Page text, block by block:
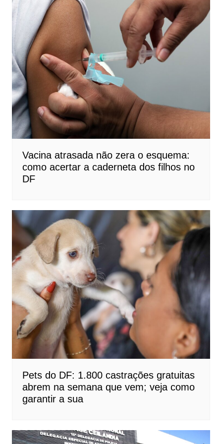
Vacina atrasada não zera o esquema:
como acertar a caderneta dos filhos no
DF
Pets do DF: 1.800 castrações gratuitas
abrem na semana que vem; veja como
garantir a sua